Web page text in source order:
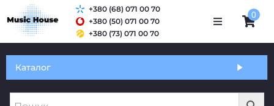
Оплата і доставка
+380 (68) 071 00 70
+380 (50) 071 00 70
+380 (73) 071 00 70
0
Каталог